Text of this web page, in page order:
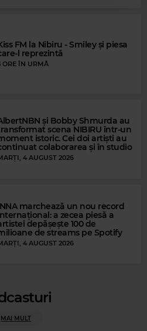
YOU EVER LOVED A WOMAN
FM la Nibiru - Smiley și piesa
l reprezintă
ORE ÎN URMĂ
și Bobby Shmurda au
scena NIBIRU într-un
istoric. Cei doi artiști au
colaborarea și în studio
4 AUGUST 2026
marchează un nou record
a zecea piesă a
depășește 100 de
de streams pe Spotify
4 AUGUST 2026
MAI MULT